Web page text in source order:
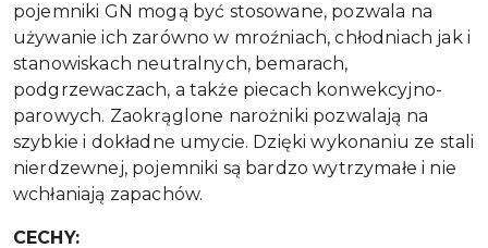
pojemniki GN mogą być stosowane, pozwala na
używanie ich zarówno w mroźniach, chłodniach jak i
stanowiskach neutralnych, bemarach,
podgrzewaczach, a także piecach konwekcyjno-
parowych. Zaokrąglone narożniki pozwalają na
szybkie i dokładne umycie. Dzięki wykonaniu ze stali
nierdzewnej, pojemniki są bardzo wytrzymałe i nie
wchłaniają zapachów.
CECHY: